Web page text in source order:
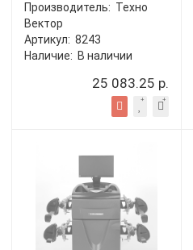
Производитель: Техно
Вектор
Артикул: 8243
Наличие: В наличии
25 083.25 р.